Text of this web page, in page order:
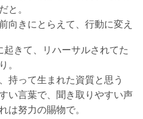
と。
向きにとらえて、行動に変え
きて、リハーサルされてた
。
持って生まれた資質と思う
い言葉で、聞き取りやすい声
は努力の賜物で。